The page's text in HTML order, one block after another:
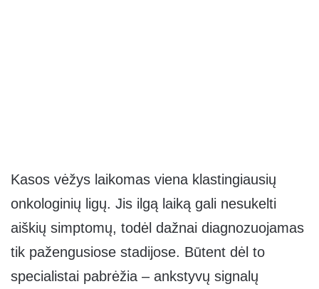
Kasos vėžys laikomas viena klastingiausių
onkologinių ligų. Jis ilgą laiką gali nesukelti
aiškių simptomų, todėl dažnai diagnozuojamas
tik pažengusiose stadijose. Būtent dėl to
specialistai pabrėžia – ankstyvų signalų